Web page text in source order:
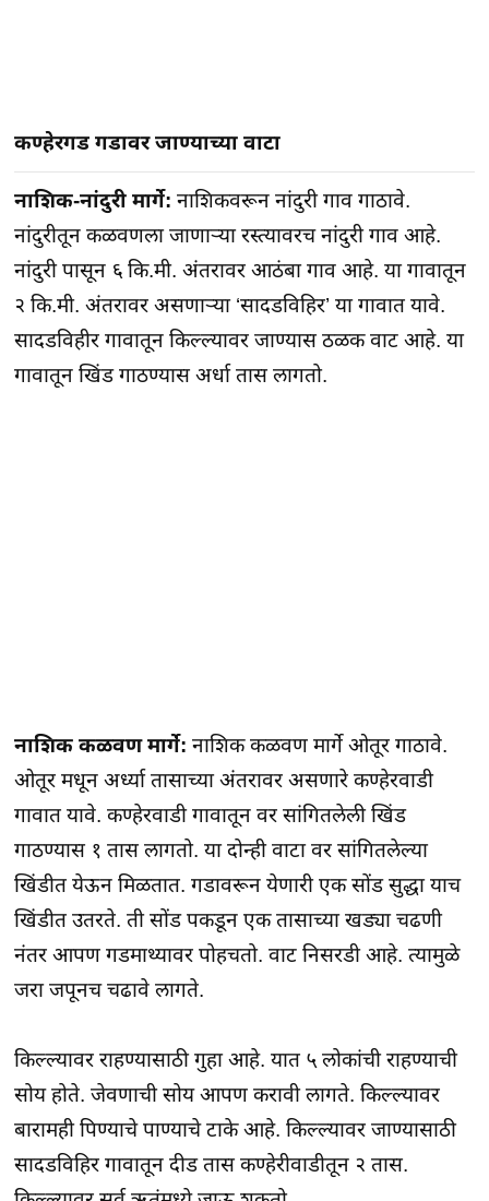
कण्हेरगड गडावर जाण्याच्या वाटा
नाशिक-नांदुरी मार्गे: नाशिकवरून नांदुरी गाव गाठावे.
नांदुरीतून कळवणला जाणाऱ्या रस्त्यावरच नांदुरी गाव आहे.
नांदुरी पासून ६ कि.मी. अंतरावर आठंबा गाव आहे. या गावातून
२ कि.मी. अंतरावर असणाऱ्या ‘सादडविहिर’ या गावात यावे.
सादडविहीर गावातून किल्ल्यावर जाण्यास ठळक वाट आहे. या
गावातून खिंड गाठण्यास अर्धा तास लागतो.
नाशिक कळवण मार्गे: नाशिक कळवण मार्गे ओतूर गाठावे.
ओतूर मधून अर्ध्या तासाच्या अंतरावर असणारे कण्हेरवाडी
गावात यावे. कण्हेरवाडी गावातून वर सांगितलेली खिंड
गाठण्यास १ तास लागतो. या दोन्ही वाटा वर सांगितलेल्या
खिंडीत येऊन मिळतात. गडावरून येणारी एक सोंड सुद्धा याच
खिंडीत उतरते. ती सोंड पकडून एक तासाच्या खड्या चढणी
नंतर आपण गडमाथ्यावर पोहचतो. वाट निसरडी आहे. त्यामुळे
जरा जपूनच चढावे लागते.
किल्ल्यावर राहण्यासाठी गुहा आहे. यात ५ लोकांची राहण्याची
सोय होते. जेवणाची सोय आपण करावी लागते. किल्ल्यावर
बारामही पिण्याचे पाण्याचे टाके आहे. किल्ल्यावर जाण्यासाठी
सादडविहिर गावातून दीड तास कण्हेरीवाडीतून २ तास.